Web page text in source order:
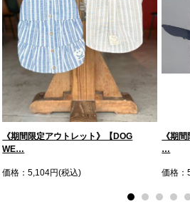
《期間限定アウトレット》【DOG
WE…
価格：5,104円(税込)
《期
…
価格：